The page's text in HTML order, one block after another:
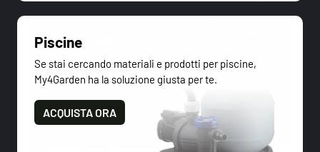
Piscine
Se stai cercando materiali e prodotti per piscine,
My4Garden ha la soluzione giusta per te.
ACQUISTA ORA